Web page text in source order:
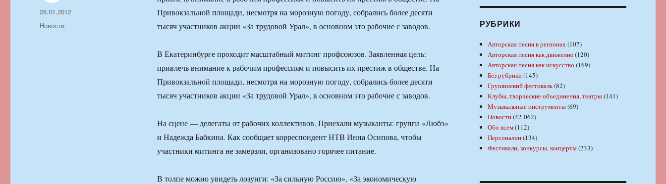
Привокзальной площади, несмотря на морозную погоду, собрались более десяти
тысяч участников акции «За трудовой Урал», в основном это рабочие с заводов.
В Екатеринбурге проходит масштабный митинг профсоюзов. Заявленная цель:
привлечь внимание к рабочим профессиям и повысить их престиж в обществе. На
Привокзальной площади, несмотря на морозную погоду, собрались более десяти
тысяч участников акции «За трудовой Урал», в основном это рабочие с заводов.
На сцене — делегаты от рабочих коллективов. Приехали музыканты: группа «Любэ»
и Надежда Бабкина. Как сообщает корреспондент НТВ Инна Осипова, чтобы
участники митинга не замерзли, организовано горячее питание.
В толпе можно увидеть лозунги: «За сильную Россию», «За экономическую
Автор
Опубликовано
28.01.2012
Рубрики
Новости РУБРИКИ
Авторская песня в регионах(107)
Авторская песня как движение(120)
Авторская песня как искусство (169)
Без рубрики(145)
Грушинский фестиваль(82)
Клубы, творческие объединения, театры(141)
Музыкальные инструменты(69)
Новости(42 062)
Обо всем(112)
Персоналии(134)
Фестивали, конкурсы, концерты(233)